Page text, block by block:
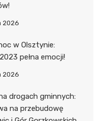
2026
w Olsztynie:
pełna emocji!
2026
drogach gminnych:
na przebudowę